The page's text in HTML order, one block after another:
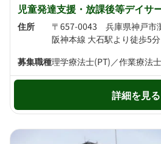
児童発達支援・放課後等デイサ
住所
募集職種理学療法士(PT)／作業療法
詳細を見る